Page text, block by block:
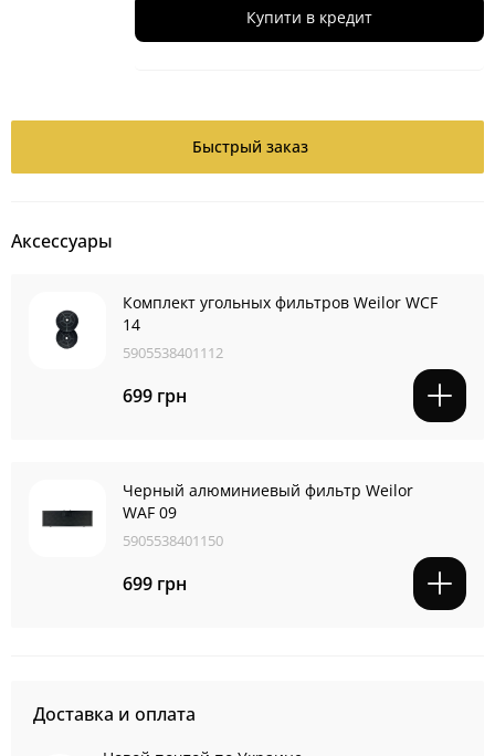
Купити в кредит
Быстрый заказ
Аксессуары
Комплект угольных фильтров Weilor WCF
14
5905538401112
699 грн
Черный алюминиевый фильтр Weilor
WAF 09
5905538401150
699 грн
Доставка и оплата